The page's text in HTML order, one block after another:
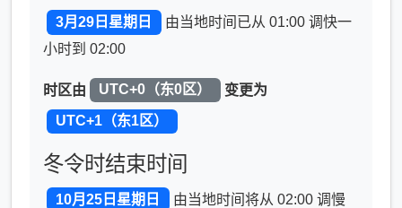
3月29日星期日
由当地时间已从 01:00 调快一
小时到 02:00
时区由 UTC+0（东0区） 变更为
UTC+1（东1区）
冬令时结束时间
10月25日星期日
由当地时间将从 02:00 调慢